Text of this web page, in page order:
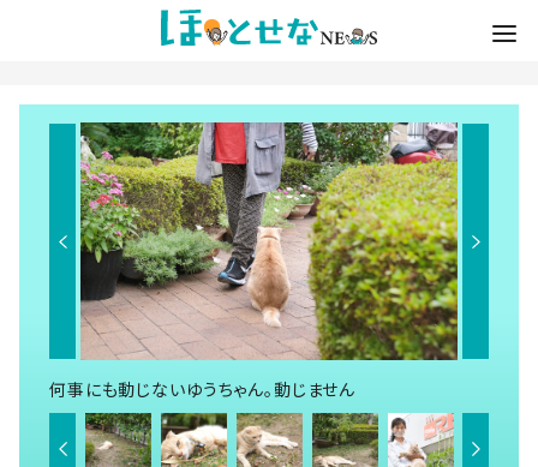
何事にも動じないゆうちゃん。動じません